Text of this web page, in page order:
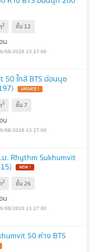
2 ชั้น 12
น
08/2026 13:27:00
ใกล้ BTS อ่อนนุช
UPDATE !
2 ชั้น 7
น
08/2026 13:27:00
. Rhythm Sukhumvit
NEW !
2 ชั้น26
น
08/2026 13:27:00
50 ห่าง BTS